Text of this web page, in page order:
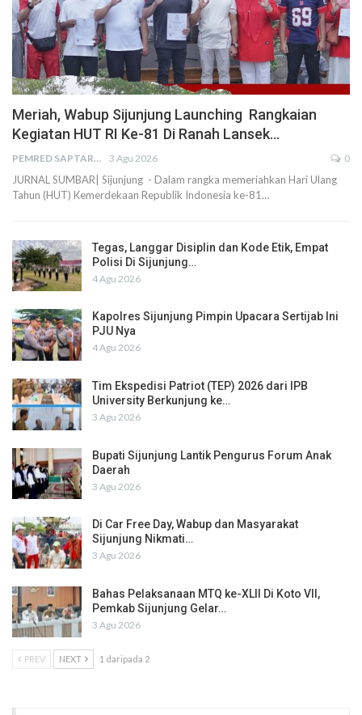
Meriah, Wabup Sijunjung Launching Rangkaian
Kegiatan HUT RI Ke-81 Di Ranah Lansek…
PEMRED SAPTARIUS 3 Agu 2026 0
JURNAL SUMBAR| Sijunjung - Dalam rangka memeriahkan Hari Ulang
Tahun (HUT) Kemerdekaan Republik Indonesia ke-81…
Tegas, Langgar Disiplin dan Kode Etik, Empat
Polisi Di Sijunjung…
4 Agu 2026
Kapolres Sijunjung Pimpin Upacara Sertijab Ini
PJU Nya
4 Agu 2026
Tim Ekspedisi Patriot (TEP) 2026 dari IPB
University Berkunjung ke…
3 Agu 2026
Bupati Sijunjung Lantik Pengurus Forum Anak
Daerah
3 Agu 2026
Di Car Free Day, Wabup dan Masyarakat
Sijunjung Nikmati…
3 Agu 2026
Bahas Pelaksanaan MTQ ke-XLII Di Koto VII,
Pemkab Sijunjung Gelar…
3 Agu 2026
PREV NEXT 1 daripada 2